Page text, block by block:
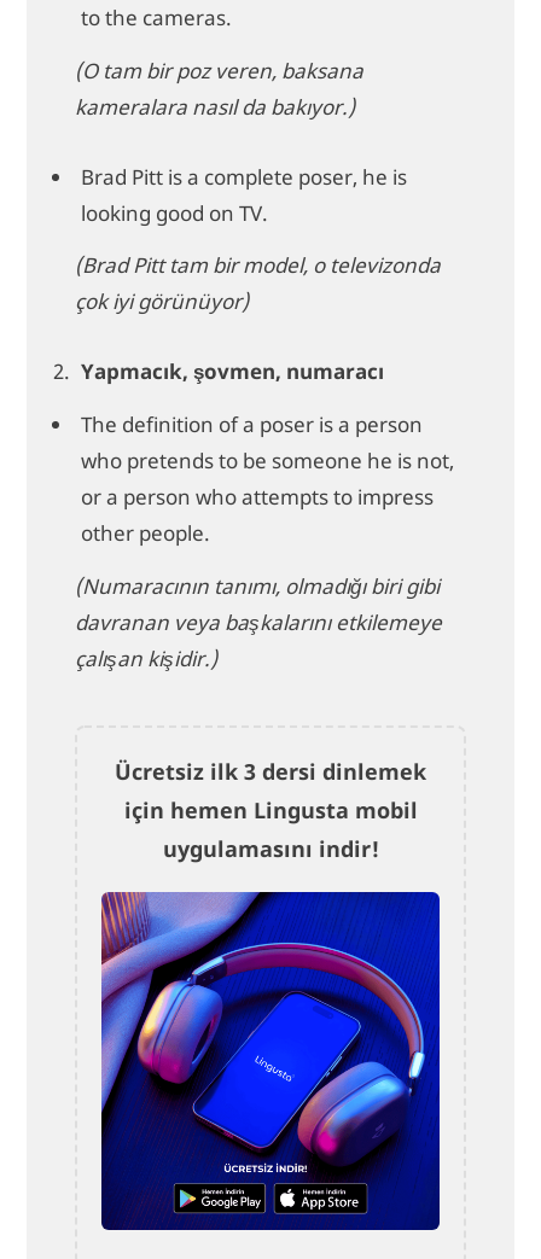
to the cameras.
(O tam bir poz veren, baksana
kameralara nasıl da bakıyor.)
Brad Pitt is a complete poser, he is
looking good on TV.
(Brad Pitt tam bir model, o televizonda
çok iyi görünüyor)
Yapmacık, şovmen, numaracı
The definition of a poser is a person
who pretends to be someone he is not,
or a person who attempts to impress
other people.
(Numaracının tanımı, olmadığı biri gibi
davranan veya başkalarını etkilemeye
çalışan kişidir.)
Ücretsiz ilk 3 dersi dinlemek
için hemen Lingusta mobil
uygulamasını indir!